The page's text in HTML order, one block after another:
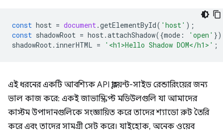
const host = document.getElementById( 'host' );
const shadowRoot = host.attachShadow({mode : 'open'
shadowRoot. innerHTML = '<h1>Hello Shadow DOM</h1>' ;
এই ধরনের একটি আবশ্যিক API ক্লায়েন্ট-সাইড রেন্ডারিংয়ের জন্য
ভাল কাজ করে: একই জাভাস্ক্রিপ্ট মডিউলগুলি যা আমাদের
কাস্টম উপাদানগুলিকে সংজ্ঞায়িত করে তাদের শ্যাডো রুট তৈরি
করে এবং তাদের সামগ্রী সেট করে। যাইহোক, অনেক ওয়েব